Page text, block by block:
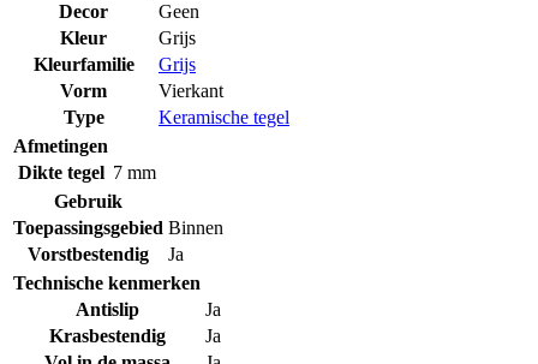
Decor
Geen
Kleur
Grijs
Kleurfamilie
Grijs
Vorm
Vierkant
Type
Keramische tegel
Afmetingen
Dikte tegel 7 mm
Gebruik
Toepassingsgebied Binnen
Vorstbestendig
Ja
Technische kenmerken
Antislip
Ja
Krasbestendig
Ja